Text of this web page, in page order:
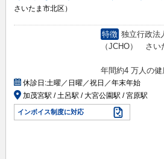
さいたま市北区）
特徴 独立行政法
（JCHO） さい
年間約4 万人の健
休診日:土曜／日曜／祝日／年末年始
加茂宮駅 / 土呂駅 / 大宮公園駅 / 宮原駅
インボイス制度に対応